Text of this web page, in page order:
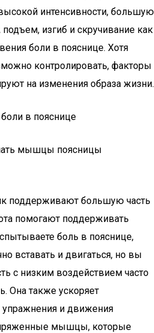
интенсивности, большую
подъем, изгиб и скручивание как
боли в пояснице. Хотя
контролировать, факторы
на изменения образа жизни.
мышцы поясницы
поддерживают большую часть
помогают поддерживать
боль в пояснице,
вставать и двигаться, но вы
с низким воздействием часто
Она также ускоряет
и движения
мышцы, которые